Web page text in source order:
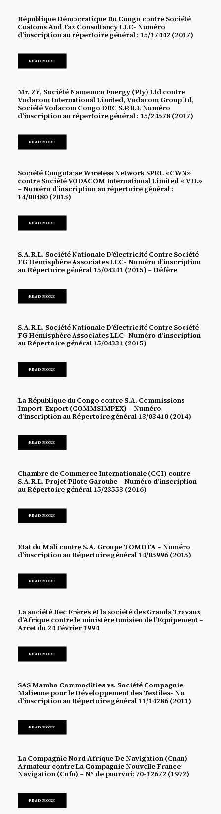
République Démocratique Du Congo contre Société
Customs And Tax Consultancy LLC- Numéro
d’inscription au répertoire général : 15/17442 (2017)
READ MORE
Mr. ZY, Société Namemco Energy (Pty) Ltd contre
Vodacom International Limited, Vodacom Group ltd,
Société Vodacom Congo DRC S.P.R.L Numéro
d’inscription au répertoire général : 15/24578 (2017)
READ MORE
Société Congolaise Wireless Network SPRL «CWN»
contre Société VODACOM International Limited « VIL»
– Numéro d’inscription au répertoire général :
14/00480 (2015)
READ MORE
S.A.R.L. Société Nationale D’électricité Contre Société
FG Hémisphère Associates LLC- Numéro d’inscription
au Répertoire général 15/04341 (2015) – Défère
READ MORE
S.A.R.L. Société Nationale D’électricité Contre Société
FG Hémisphère Associates LLC- Numéro d’inscription
au Répertoire général 15/04331 (2015)
READ MORE
La République du Congo contre S.A. Commissions
Import-Export (COMMSIMPEX) – Numéro
d’inscription au Répertoire général 13/03410 (2014)
READ MORE
Chambre de Commerce Internationale (CCI) contre
S.A.R.L. Projet Pilote Garoube – Numéro d’inscription
au Répertoire général 15/23553 (2016)
READ MORE
Etat du Mali contre S.A. Groupe TOMOTA – Numéro
d’inscription au Répertoire général 14/05996 (2015)
READ MORE
La société Bec Frères et la société des Grands Travaux
d’Afrique contre le ministère tunisien de l’Equipement –
Arret du 24 Février 1994
READ MORE
SAS Mambo Commodities vs. Société Compagnie
Malienne pour le Développement des Textiles- No
d’inscription au Répertoire général 11/14286 (2011)
READ MORE
La Compagnie Nord Afrique De Navigation (Cnan)
Armateur contre La Compagnie Nouvelle France
Navigation (Cnfn) – N° de pourvoi: 70-12672 (1972)
READ MORE